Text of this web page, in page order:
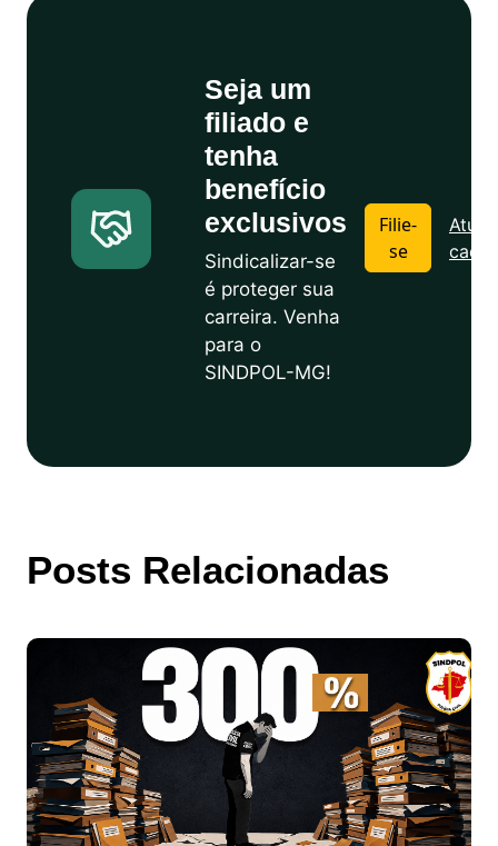
Seja um
filiado e
tenha
benefício
exclusivos
Sindicalizar-se
é proteger sua
carreira. Venha
para o
SINDPOL-MG!
Filie-
se
Posts Relacionadas